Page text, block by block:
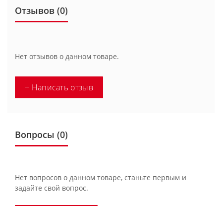
Отзывов (0)
Нет отзывов о данном товаре.
+ Написать отзыв
Вопросы (0)
Нет вопросов о данном товаре, станьте первым и
задайте свой вопрос.